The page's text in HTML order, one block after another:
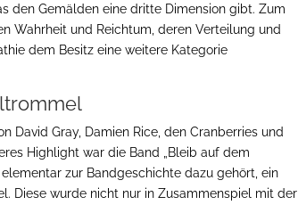
den Gemälden eine dritte Dimension gibt. Zum
Wahrheit und Reichtum, deren Verteilung und
dem Besitz eine weitere Kategorie
David Gray, Damien Rice, den Cranberries und
Highlight war die Band „Bleib auf dem
zur Bandgeschichte dazu gehört, ein
Diese wurde nicht nur in Zusammenspiel mit der